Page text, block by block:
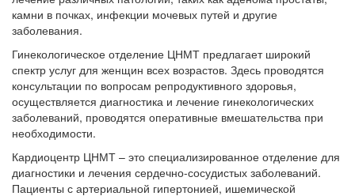
камни в почках, инфекции мочевых путей и другие
заболевания.
Гинекологическое отделение ЦНМТ предлагает широкий
спектр услуг для женщин всех возрастов. Здесь проводятся
консультации по вопросам репродуктивного здоровья,
осуществляется диагностика и лечение гинекологических
заболеваний, проводятся оперативные вмешательства при
необходимости.
Кардиоцентр ЦНМТ – это специализированное отделение для
диагностики и лечения сердечно-сосудистых заболеваний.
Пациенты с артериальной гипертонией, ишемической